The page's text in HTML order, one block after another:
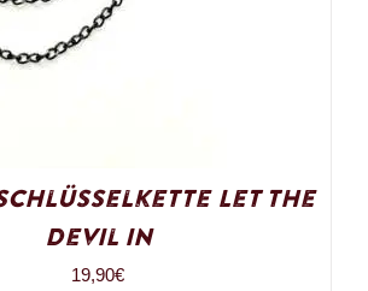
Let the
Devil In
19,90€